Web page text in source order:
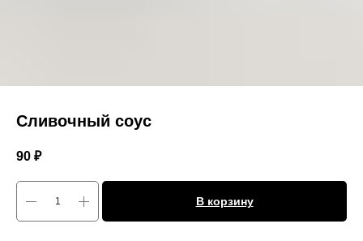
Сливочный соус
90 ₽
В корзину